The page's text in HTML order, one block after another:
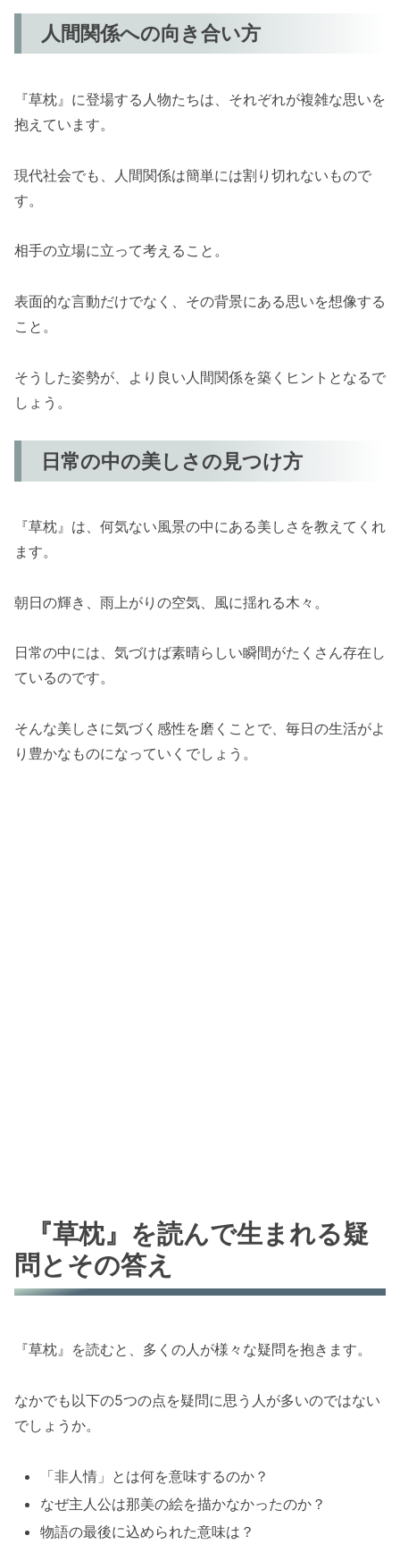
人間関係への向き合い方
『草枕』に登場する人物たちは、それぞれが複雑な思いを
抱えています。
現代社会でも、人間関係は簡単には割り切れないもので
す。
相手の立場に立って考えること。
表面的な言動だけでなく、その背景にある思いを想像する
こと。
そうした姿勢が、より良い人間関係を築くヒントとなるで
しょう。
日常の中の美しさの見つけ方
『草枕』は、何気ない風景の中にある美しさを教えてくれ
ます。
朝日の輝き、雨上がりの空気、風に揺れる木々。
日常の中には、気づけば素晴らしい瞬間がたくさん存在し
ているのです。
そんな美しさに気づく感性を磨くことで、毎日の生活がよ
り豊かなものになっていくでしょう。
『草枕』を読んで生まれる疑
問とその答え
『草枕』を読むと、多くの人が様々な疑問を抱きます。
なかでも以下の5つの点を疑問に思う人が多いのではない
でしょうか。
「非人情」とは何を意味するのか？
なぜ主人公は那美の絵を描かなかったのか？
物語の最後に込められた意味は？